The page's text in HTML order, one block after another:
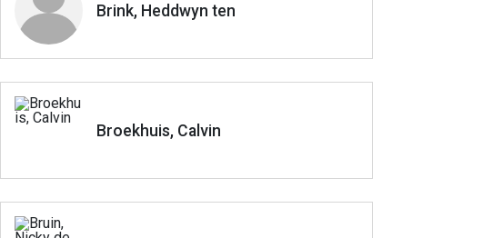
Brink, Heddwyn ten
Broekhuis, Calvin